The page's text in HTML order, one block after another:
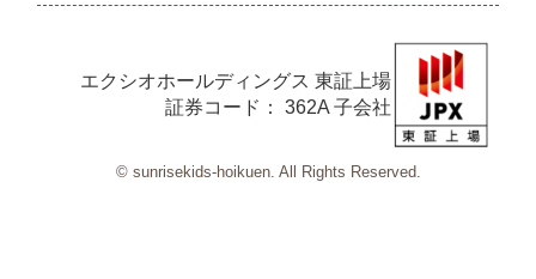
エクシオホールディングス 東証上場
証券コード： 362A 子会社
© sunrisekids-hoikuen. All Rights Reserved.